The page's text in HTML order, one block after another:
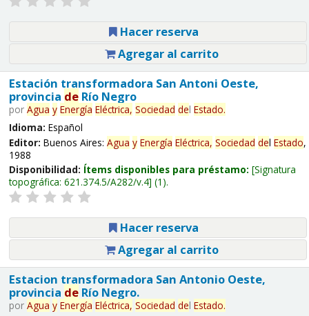
Hacer reserva
Agregar al carrito
Estación transformadora San Antoni Oeste,
provincia deRío Negro
por Agua y Energía Eléctrica, Sociedad del Estado.
Idioma: Español
Editor: Buenos Aires: Agua y Energía Eléctrica, Sociedad del Estado,
1988
Disponibilidad: Ítems disponibles para préstamo: Signatura
topográfica: 621.374.5/A282/v.4 (1).
Hacer reserva
Agregar al carrito
Estacion transformadora San Antonio Oeste,
provincia deRío Negro.
por Agua y Energía Eléctrica, Sociedad del Estado.